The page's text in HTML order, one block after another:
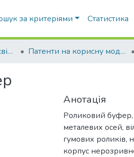
за критеріями Статистика
Патенти та авторські свідоцтва Патенти на корисну модель
Анотація
Роликовий буфер,
металевих осей,
гумових роликів,
корпус